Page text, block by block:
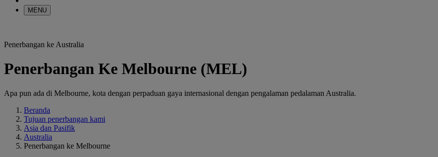
MENU
Penerbangan ke Australia
Penerbangan Ke Melbourne (MEL)
Apa pun ada di Melbourne, kota dengan perpaduan gaya internasional dengan pengalaman pedalaman Australia.
Beranda
Tujuan penerbangan kami
Asia dan Pasifik
Australia
Penerbangan ke Melbourne